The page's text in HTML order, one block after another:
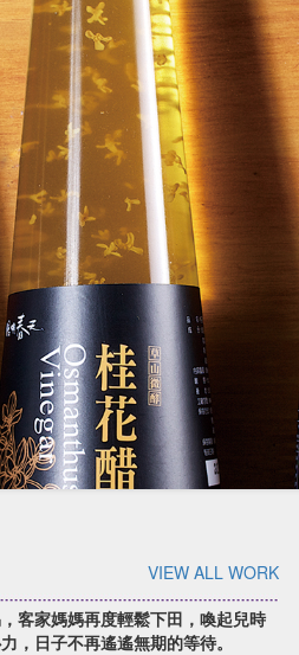
VIEW ALL WORK
客家媽媽再度輕鬆下田，喚起兒時
，日子不再遙遙無期的等待。